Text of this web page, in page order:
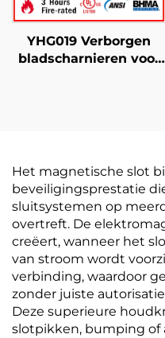
YHG019 Verborgen
bladscharnieren voor
Het magnetische slot
beveiligingsprestatie
sluitsystemen op
overtreft. De
creëert, wanneer het
van stroom wordt
verbinding, waardoor
zonder juiste
Deze superieure
slotpikken, bumping of